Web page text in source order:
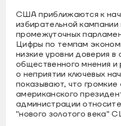
США приближаются к
избирательной кампании
промежуточных
Цифры по темпам
низкие уровни доверия в
общественного мнения и
о неприятии ключевых
показывают, что
американского
администрации
"нового золотого века"